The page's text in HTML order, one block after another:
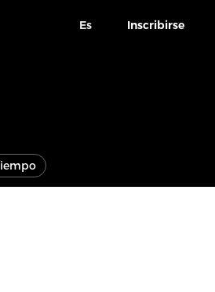
Es Inscribirse